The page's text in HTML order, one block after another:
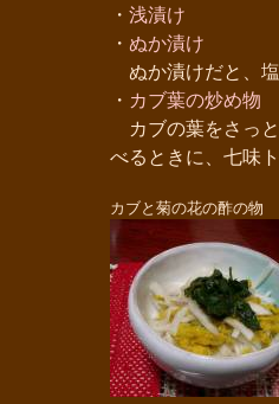
・ 浅漬け
・ ぬか漬け
ぬか漬けだと、
・ カブ葉の炒め物
カブの葉をさっ
べるときに、七味
カブと菊の花の酢の物